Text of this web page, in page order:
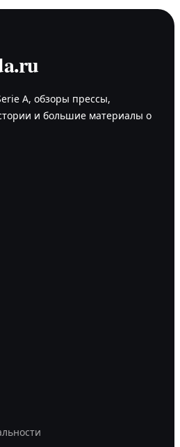
A, обзоры прессы,
и большие материалы о